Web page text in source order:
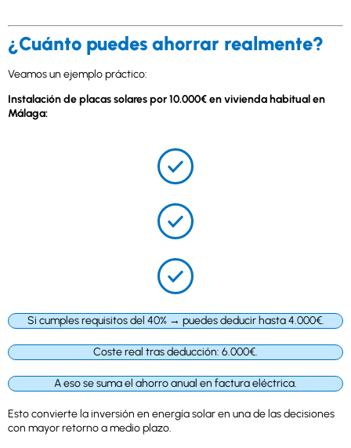
¿Cuánto puedes ahorrar realmente?
Veamos un ejemplo práctico:
Instalación de placas solares por 10.000€ en vivienda habitual en
Málaga:
Si cumples requisitos del 40% → puedes deducir hasta 4.000€.
Coste real tras deducción: 6.000€.
A eso se suma el ahorro anual en factura eléctrica.
Esto convierte la inversión en energía solar en una de las decisiones
con mayor retorno a medio plazo.